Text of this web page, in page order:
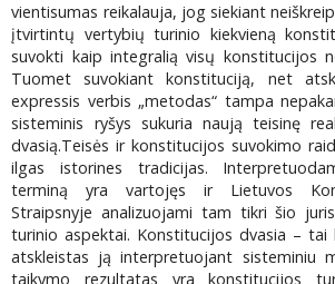
vientisumas reikalauja, jog siekiant
įtvirtintų vertybių turinio kiekvieną
suvokti kaip integralią visų konstitucijos
Tuomet suvokiant konstituciją, net
expressis verbis „metodas“ tampa
sisteminis ryšys sukuria naują teisinę
dvasią.Teisės ir konstitucijos suvokimo
ilgas istorines tradicijas.
terminą yra vartojęs ir Lietuvos
Straipsnyje analizuojami tam tikri šio
turinio aspektai. Konstitucijos dvasia – tai
atskleistas ją interpretuojant sisteminiu
taikymo rezultatas yra konstitucijos